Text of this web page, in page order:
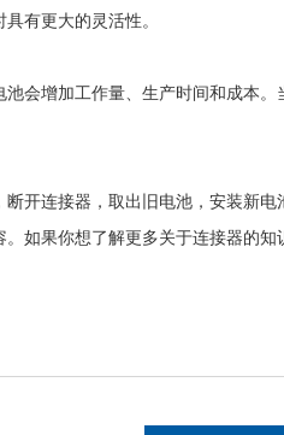
有更大的灵活性。
会增加工作量、生产时间和成本
开连接器，取出旧电池，安装新
如果你想了解更多关于连接器的知